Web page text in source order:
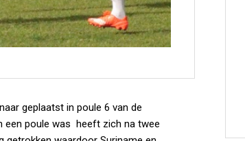
geplaatst in poule 6 van de
een poule was heeft zich na twee